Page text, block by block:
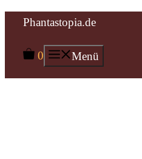
Zum
springen
Phantastopia.de
0 Menü